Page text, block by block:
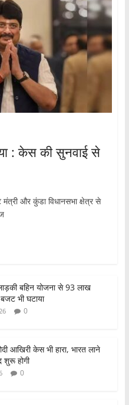
: केस की सुनवाई से
और कुंडा विधानसभा क्षेत्र से
बहिन योजना से 93 लाख
भी घटाया
0
आखिरी केस भी हारा, भारत लाने
शुरू होगी
0